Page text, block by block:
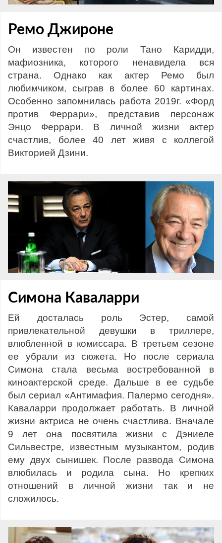
Ремо Джироне
Он известен по роли Тано Каридди,
мафиозника, которого ненавидела вся
страна. Однако как актер Ремо был
любимчиком, сыграв в более 60 картинах.
Особенно запомнилась работа 2019г. «Форд
против Феррари», представив персонаж
Энцо Феррари. В личной жизни актер
счастлив, более 40 лет живя с коллегой
Викторией Дзини.
Симона Каваларри
Ей досталась роль Эстер, самой
привлекательной девушки в триллере,
влюбленной в комиссара. В третьем сезоне
ее убрали из сюжета. Но после сериала
Симона стала весьма востребованной в
киноактерской среде. Дальше в ее судьбе
был сериал «Антимафия. Палермо сегодня».
Каваларри продолжает работать. В личной
жизни актриса не очень счастлива. Вначале
9 лет она посвятила жизни с Дэниеле
Сильвестре, известным музыкантом, родив
ему двух сынишек. После развода Симона
влюбилась и родила сына. Но крепких
отношений в личной жизни так и не
сложилось.